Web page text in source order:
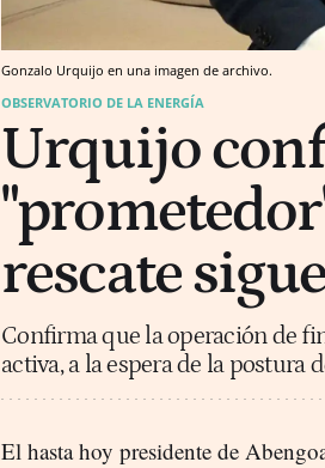
Gonzalo Urquijo en una imagen de archivo.
OBSERVATORIO DE LA ENERGÍA
Urquijo
rescate
Confirma que la operación de
activa, a la espera de la postura
El hasta hoy presidente de